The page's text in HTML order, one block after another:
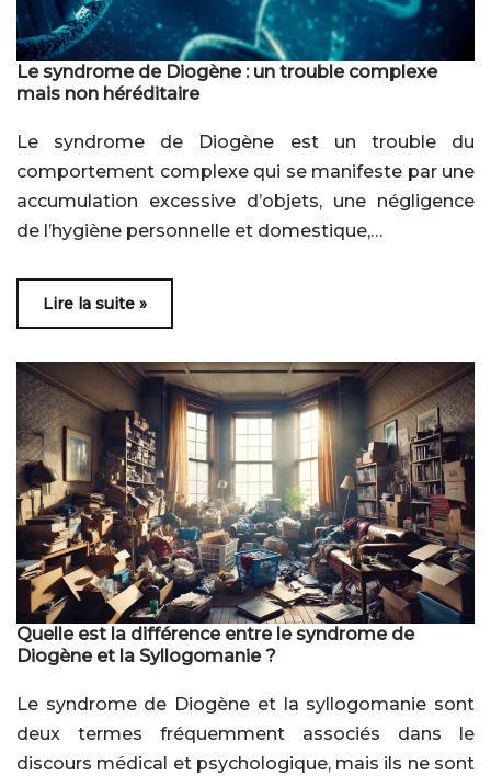
Le syndrome de Diogène : un trouble complexe
mais non héréditaire
Le syndrome de Diogène est un trouble du
comportement complexe qui se manifeste par une
accumulation excessive d’objets, une négligence
de l’hygiène personnelle et domestique,…
Lire la suite »
Quelle est la différence entre le syndrome de
Diogène et la Syllogomanie ?
Le syndrome de Diogène et la syllogomanie sont
deux termes fréquemment associés dans le
discours médical et psychologique, mais ils ne sont